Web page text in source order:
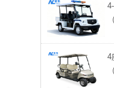
4
湖北黄冈
湖北襄阳